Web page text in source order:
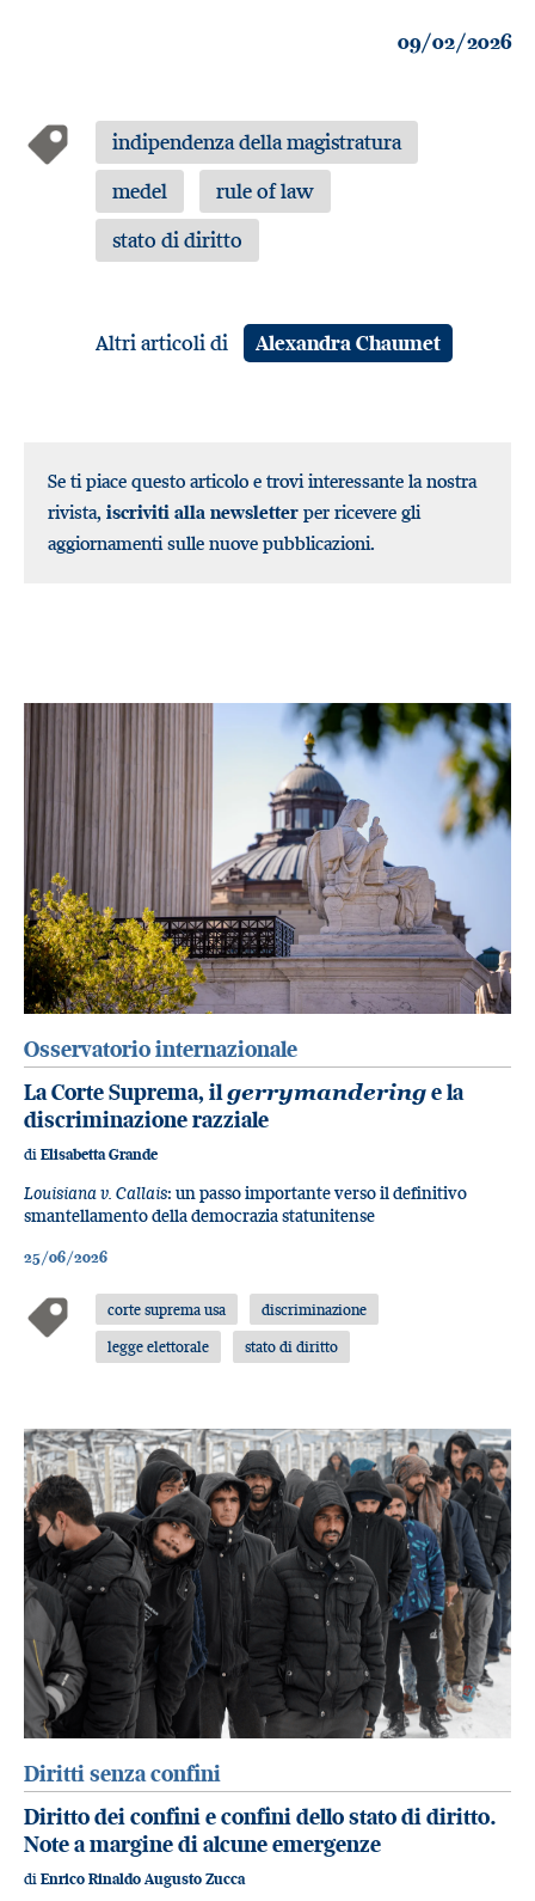
09/02/2026
indipendenza della magistratura
medel
rule of law
stato di diritto
Altri articoli di Alexandra Chaumet
Se ti piace questo articolo e trovi interessante la nostra
rivista, iscriviti alla newsletter per ricevere gli
aggiornamenti sulle nuove pubblicazioni.
Osservatorio internazionale
La Corte Suprema, ilgerrymanderinge la
discriminazione razziale
di Elisabetta Grande
Louisiana v. Callais: un passo importante verso il definitivo
smantellamento della democrazia statunitense
25/06/2026
corte suprema usa
discriminazione
legge elettorale
stato di diritto
Diritti senza confini
Diritto dei confini e confini dello stato di diritto.
Note a margine di alcune emergenze
di Enrico Rinaldo Augusto Zucca